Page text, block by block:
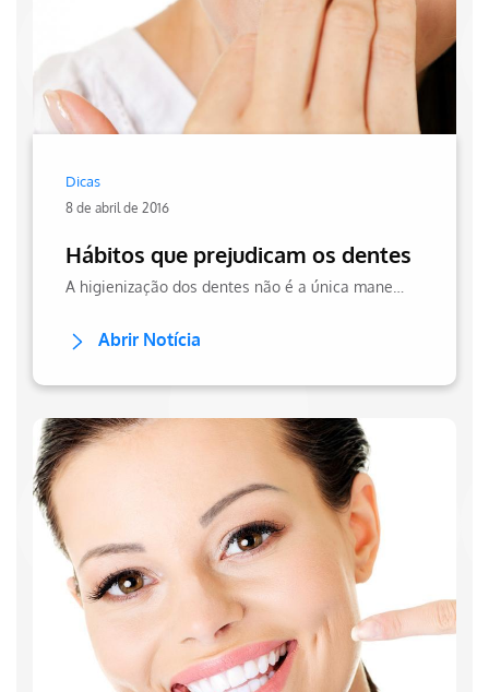
Dicas
8 de abril de 2016
Hábitos que prejudicam os dentes
Abrir Notícia